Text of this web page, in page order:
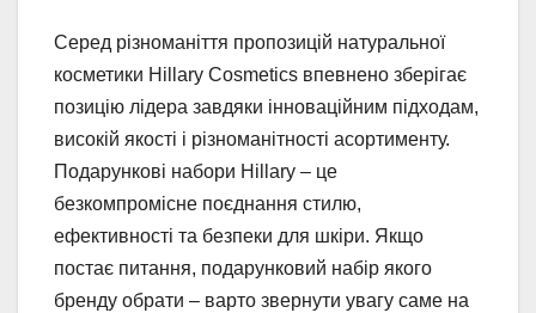
Серед різноманіття пропозицій натуральної
косметики Hillary Cosmetics впевнено зберігає
позицію лідера завдяки інноваційним підходам,
високій якості і різноманітності асортименту.
Подарункові набори Hillary – це
безкомпромісне поєднання стилю,
ефективності та безпеки для шкіри. Якщо
постає питання, подарунковий набір якого
бренду обрати – варто звернути увагу саме на